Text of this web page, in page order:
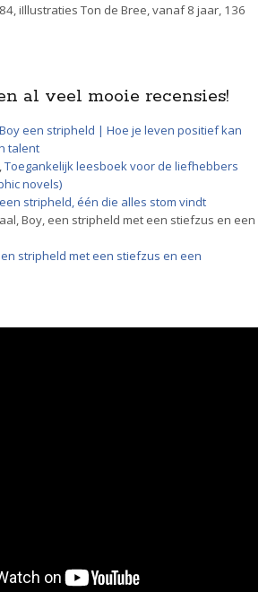
iIllustraties Ton de Bree, vanaf 8 jaar, 136
al veel mooie recensies!
Boy een stripheld | Hoe je leven positief kan
talent
Toegankelijk leesboek voor de liefhebbers
novels)
stripheld, één die alles stom vindt
Boy, een stripheld met een stiefzus en een
stripheld met een stiefzus en een